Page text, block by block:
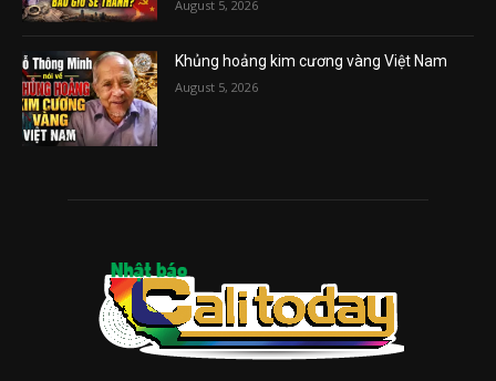
August 5, 2026
Khủng hoảng kim cương vàng Việt Nam
August 5, 2026